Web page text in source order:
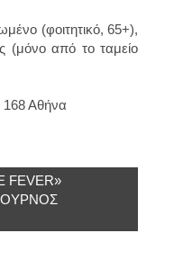
(φοιτητικό, 65+),
(μόνο από το ταμείο
Αθήνα
FEVER»